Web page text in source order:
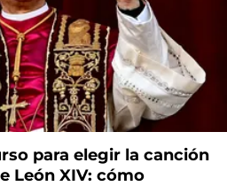
para elegir la canción
León XIV: cómo